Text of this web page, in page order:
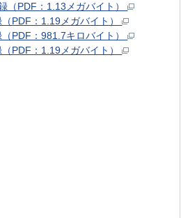
（PDF：1.13メガバイト）
PDF：1.19メガバイト）
PDF：981.7キロバイト）
PDF：1.19メガバイト）